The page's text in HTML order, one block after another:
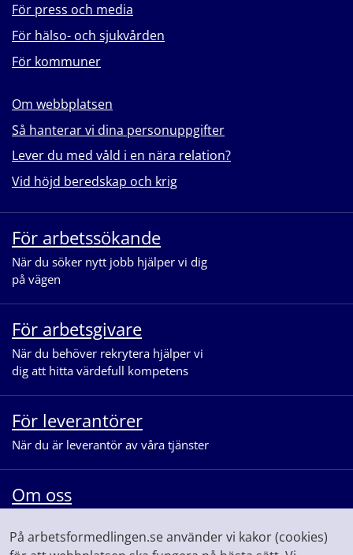
På arbetsformedlingen.se använder vi kakor (cookies)
För press och media
För hälso- och sjukvården
För kommuner
Om webbplatsen
Så hanterar vi dina personuppgifter
Lever du med våld i en nära relation?
Vid höjd beredskap och krig
För arbetssökande
När du söker nytt jobb hjälper vi dig
på vägen
För arbetsgivare
När du behöver rekrytera hjälper vi
dig att hitta värdefull kompetens
För leverantörer
När du är leverantör av våra tjänster
Om oss
myndighet och våra uppdrag